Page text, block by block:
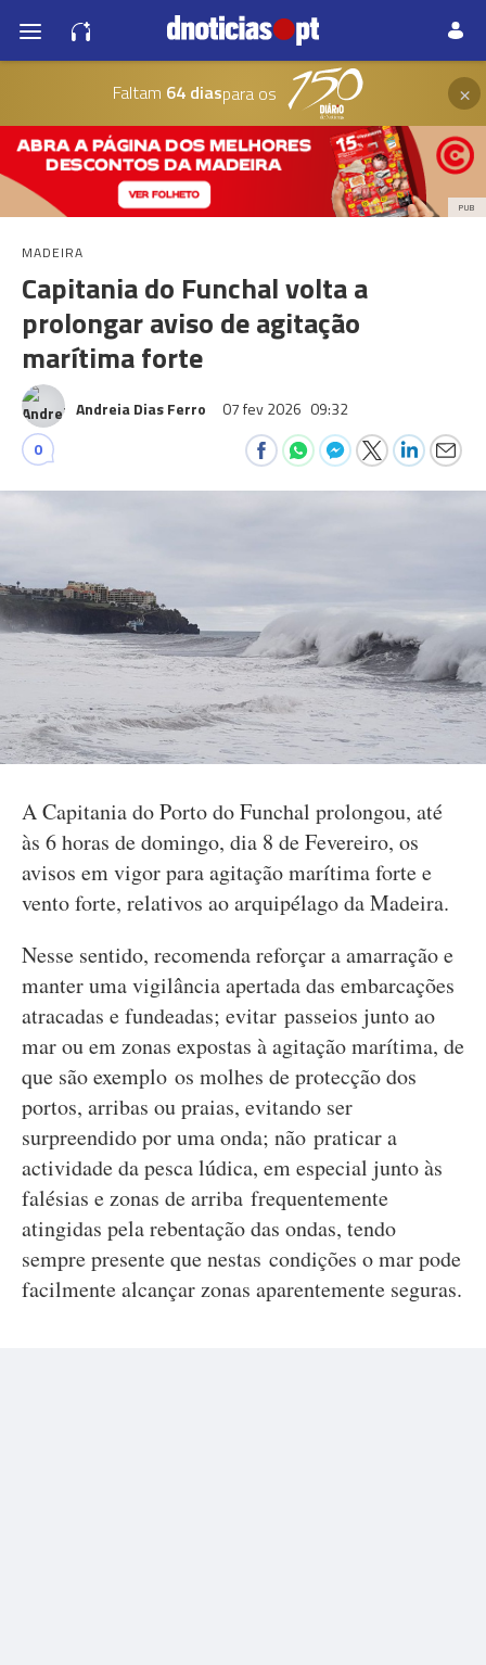
Faltam 64 diaspara os ×
PUB
MADEIRA
Capitania do Funchal volta a
prolongar aviso de agitação
marítima forte
Andreia Dias Ferro 07 fev 2026 09:32
0
A Capitania do Porto do Funchal prolongou, até
às 6 horas de domingo, dia 8 de Fevereiro, os
avisos em vigor para agitação marítima forte e
vento forte, relativos ao arquipélago da Madeira.
Nesse sentido, recomenda reforçar a amarração e
manter uma vigilância apertada das embarcações
atracadas e fundeadas; evitar passeios junto ao
mar ou em zonas expostas à agitação marítima, de
que são exemplo os molhes de protecção dos
portos, arribas ou praias, evitando ser
surpreendido por uma onda; não praticar a
actividade da pesca lúdica, em especial junto às
falésias e zonas de arriba frequentemente
atingidas pela rebentação das ondas, tendo
sempre presente que nestas condições o mar pode
facilmente alcançar zonas aparentemente seguras.